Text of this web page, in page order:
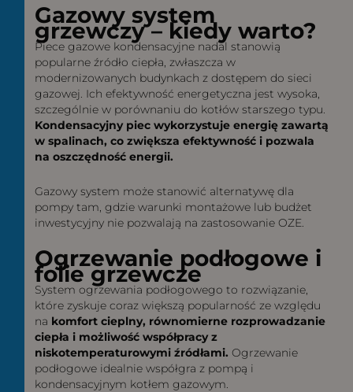
Gazowy system
grzewczy – kiedy warto?
Piece gazowe kondensacyjne nadal stanowią
popularne źródło ciepła, zwłaszcza w
modernizowanych budynkach z dostępem do sieci
gazowej. Ich efektywność energetyczna jest wysoka,
szczególnie w porównaniu do kotłów starszego typu.
Kondensacyjny piec wykorzystuje energię zawartą
w spalinach, co zwiększa efektywność i pozwala
na oszczędność energii.
Gazowy system może stanowić alternatywę dla
pompy tam, gdzie warunki montażowe lub budżet
inwestycyjny nie pozwalają na zastosowanie OZE.
Ogrzewanie podłogowe i
folie grzewcze
System ogrzewania podłogowego to rozwiązanie,
które zyskuje coraz większą popularność ze względu
na komfort cieplny, równomierne rozprowadzanie
ciepła i możliwość współpracy z
niskotemperaturowymi źródłami. Ogrzewanie
podłogowe idealnie współgra z pompą i
kondensacyjnym kotłem gazowym.